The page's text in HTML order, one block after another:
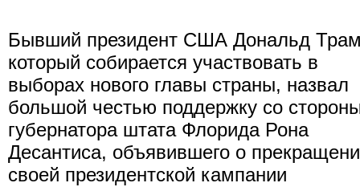
Бывший президент США Дональд
который собирается участвовать в
выборах нового главы страны, назвал
большой честью поддержку со
губернатора штата Флорида Рона
Десантиса, объявившего о
своей президентской кампании